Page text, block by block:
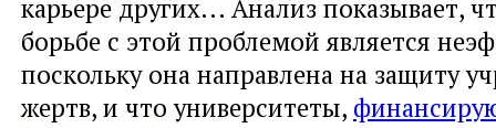
карьере других... Анализ показывает,
борьбе с этой проблемой является
поскольку она направлена на защиту
жертв, и что университеты,